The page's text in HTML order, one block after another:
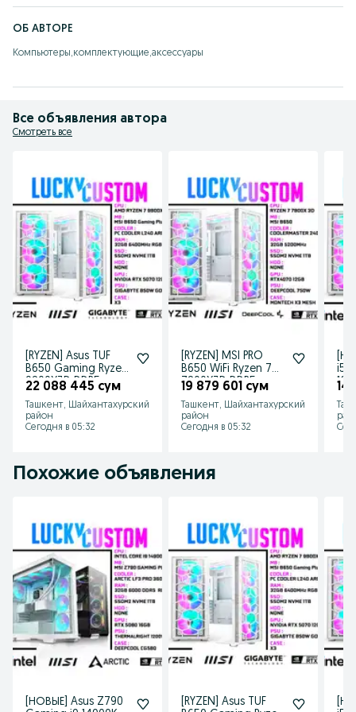
МОНИТОРЫ)
ОБ АВТОРЕ
Компьютеры,комплектующие,аксессуары
Все объявления автора
Смотреть все
[RYZEN] Asus TUF
B650 Gaming Ryzen
9800X3D DDR5
32Gb RTX5070 12Gb
22 088 445 сум
Ташкент, Шайхантахурский
район
Сегодня в 05:32
[RYZEN] MSI PRO
B650 WiFi Ryzen 7
7800X3D DDR5
32Gb RTX5070 12Gb
19 879 601 сум
Ташкент, Шайхантахурский
район
Сегодня в 05:32
i5
14
Похожие объявления
[НОВЫЕ] Asus Z790
[RYZEN] Asus TUF